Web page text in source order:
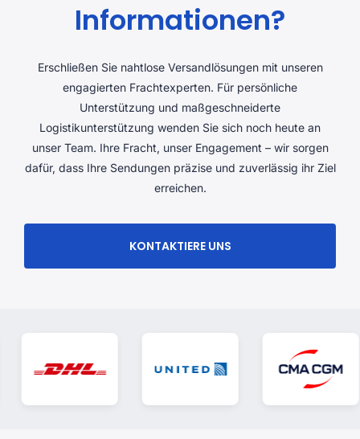
Informationen?
Erschließen Sie nahtlose Versandlösungen mit unseren
engagierten Frachtexperten. Für persönliche
Unterstützung und maßgeschneiderte
Logistikunterstützung wenden Sie sich noch heute an
unser Team. Ihre Fracht, unser Engagement – ​​wir sorgen
dafür, dass Ihre Sendungen präzise und zuverlässig ihr Ziel
erreichen.
KONTAKTIERE UNS